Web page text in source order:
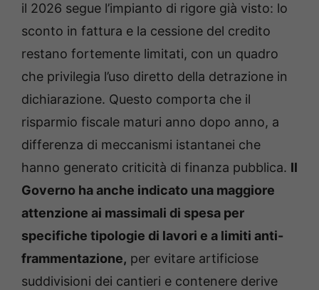
il 2026 segue l’impianto di rigore già visto: lo
sconto in fattura e la cessione del credito
restano fortemente limitati, con un quadro
che privilegia l’uso diretto della detrazione in
dichiarazione. Questo comporta che il
risparmio fiscale maturi anno dopo anno, a
differenza di meccanismi istantanei che
hanno generato criticità di finanza pubblica. Il
Governo ha anche indicato una maggiore
attenzione ai massimali di spesa per
specifiche tipologie di lavori e a limiti anti-
frammentazione, per evitare artificiose
suddivisioni dei cantieri e contenere derive